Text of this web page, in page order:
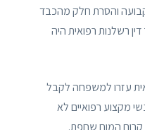
והסרת חלק מהכבד
רשלנות רפואית היה
עזרו למשפחה לקבל
שאנשי מקצוע רפואיים לא